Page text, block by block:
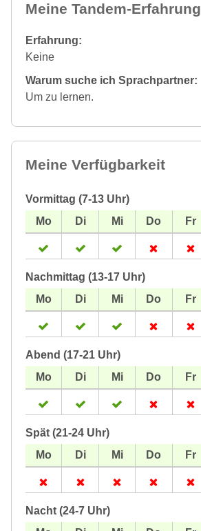
Meine Tandem-Erfahrung
Erfahrung:
Keine
Warum suche ich Sprachpartner:
Um zu lernen.
Meine Verfügbarkeit
Vormittag (7-13 Uhr)
Nachmittag (13-17 Uhr)
Abend (17-21 Uhr)
Spät (21-24 Uhr)
Nacht (24-7 Uhr)